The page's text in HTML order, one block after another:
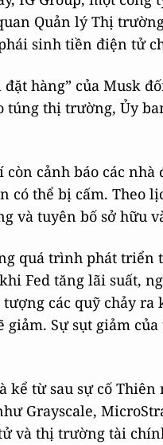
Quản lý Thị
sinh tiền điện tử
đặt hàng” của Musk
thị trường, Ủy
còn cảnh báo các
có thể bị cấm. Theo
và tuyên bố sở hữu
quá trình phát triển
Fed tăng lãi suất,
tượng các quỹ chảy
Sự sụt giảm
kể từ sau sự cố
Grayscale,
và thị trường tài